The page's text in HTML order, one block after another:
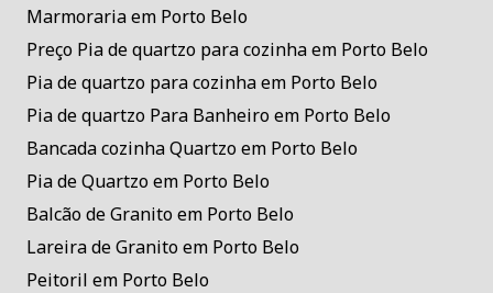
Marmoraria em Porto Belo
Preço Pia de quartzo para cozinha em Porto Belo
Pia de quartzo para cozinha em Porto Belo
Pia de quartzo Para Banheiro em Porto Belo
Bancada cozinha Quartzo em Porto Belo
Pia de Quartzo em Porto Belo
Balcão de Granito em Porto Belo
Lareira de Granito em Porto Belo
Peitoril em Porto Belo